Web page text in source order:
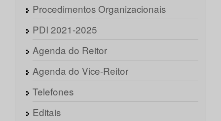
Procedimentos Organizacionais
PDI 2021-2025
Agenda do Reitor
Agenda do Vice-Reitor
Telefones
Editais